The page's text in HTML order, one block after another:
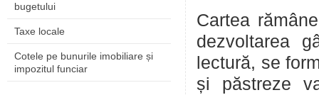
bugetului
Taxe locale
Cotele pe bunurile imobiliare și
impozitul funciar
Cartea
dezvoltarea
lectură, se
și păstreze